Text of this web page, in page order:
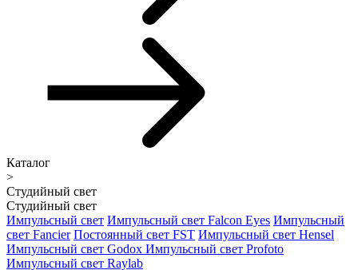
Каталог
>
Студийный свет
Студийный свет
Импульсный свет Импульсный свет Falcon Eyes Импульсный
свет Fancier Постоянный свет FST Импульсный свет Hensel
Импульсный свет Godox Импульсный свет Profoto
Импульсный свет Raylab